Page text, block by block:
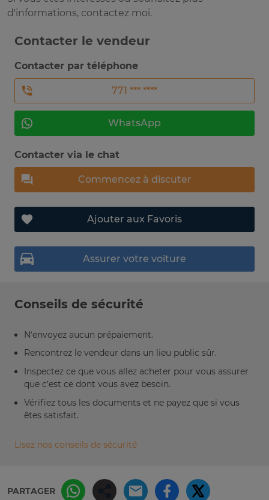
d'informations, contactez moi.
Contacter le vendeur
Contacter par téléphone
771 *** ****
WhatsApp
Contacter via le chat
Commencez à discuter
Ajouter aux Favoris
Assurer votre voiture
Conseils de sécurité
N’envoyez aucun prépaiement.
Rencontrez le vendeur dans un lieu public sûr.
Inspectez ce que vous allez acheter pour vous assurer
que c’est ce dont vous avez besoin.
Vérifiez tous les documents et ne payez que si vous
êtes satisfait.
Lisez nos conseils de sécurité
PARTAGER